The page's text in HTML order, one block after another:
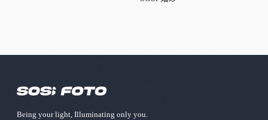
Being your light, Illuminating only you.